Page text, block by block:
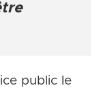
public le